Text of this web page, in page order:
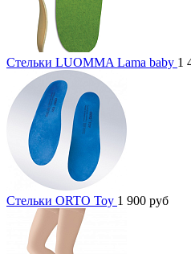
Стельки LUOMMA Lama baby 1
Стельки ORTO Toy 1 900 руб